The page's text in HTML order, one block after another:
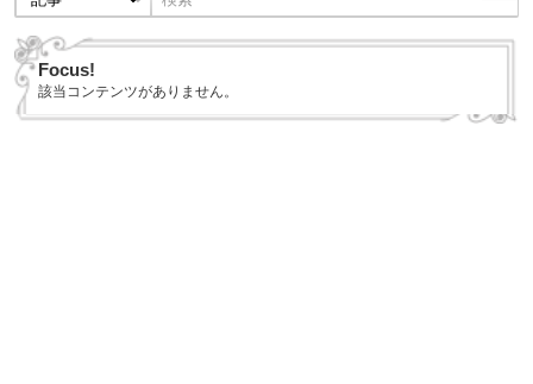
Focus!
該当コンテンツがありません。